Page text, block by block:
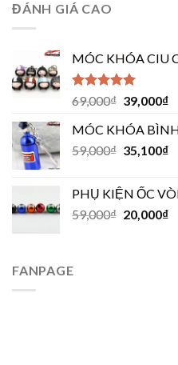
ĐÁNH GIÁ CAO
MÓC KHÓA CIU
Được xếp
hạng
5
sao
69,000₫ 39,000₫
MÓC KHÓA
59,000₫ 35,100₫
PHỤ KIỆN ỐC
59,000₫ 20,000₫
FANPAGE